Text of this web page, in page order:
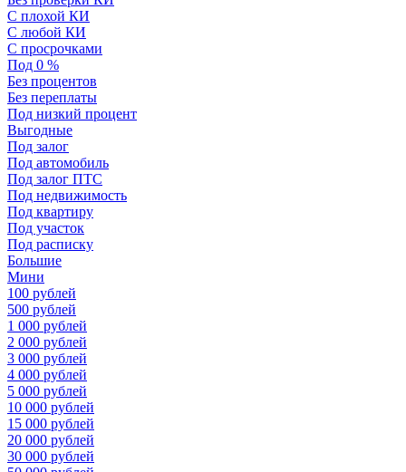
С плохой КИ
С любой КИ
С просрочками
Под 0 %
Без процентов
Без переплаты
Под низкий процент
Выгодные
Под залог
Под автомобиль
Под залог ПТС
Под недвижимость
Под квартиру
Под участок
Под расписку
Большие
Мини
100 рублей
500 рублей
1 000 рублей
2 000 рублей
3 000 рублей
4 000 рублей
5 000 рублей
10 000 рублей
15 000 рублей
20 000 рублей
30 000 рублей